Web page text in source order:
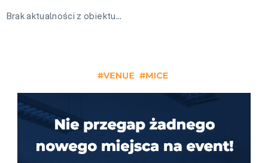
Brak aktualności z obiektu…